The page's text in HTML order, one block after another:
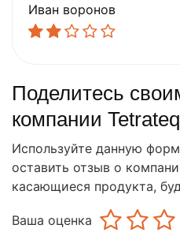
Иван воронов
Поделитесь
компании
Используйте данную
оставить отзыв о
касающиеся продукта,
Ваша оценка